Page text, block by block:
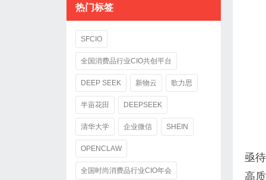
亟
高
热门标签
SFCIO
全国消费品行业CIO共创平台
DEEP SEEK 新物云 歌力思
半亩花田 DEEPSEEK
清华大学 企业微信 SHEIN
OPENCLAW
全国时尚消费品行业CIO年会